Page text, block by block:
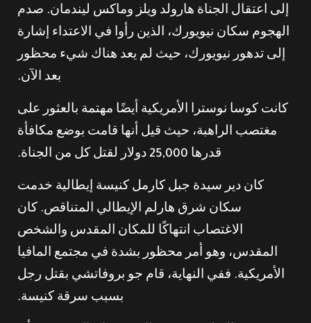
إلى اعتقال الجناة هارولد ويلز وماكس ليندمان. صدم
الهجوم سكان نيويورك، الذين رأوا في الاعتداء إشارة
إلى تدهور نيويورك، حيث لم يعد هناك شيء محظور
بعد الآن.
كانت كوسا نوسترا الأمريكية أيضًا مهتمة بالعثور على
مغتصب الراهبة، حيث قيل أنها قامت بوضع مكافأة
قدرها 25,000 دولار لقتل كل من الجناة.
كان دير سيدة جبل كارمل كنيسة إيطالية خدمت
سكان شرق هارلم الإيطالي المتناقص. كان
الاغتصاب انتهاكًا للمكان المقدس والشخص
المقدس، وهو أمر محظور بشدة في مجتمع المافيا
الأمريكية. ففي النهاية، قام جو بروفاتشي بقتل رجل
بسبب سرقة كنيسة.